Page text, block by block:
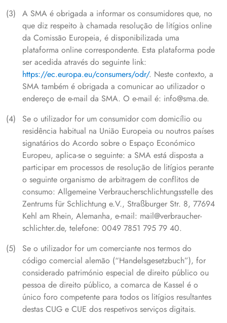
A SMA é obrigada a informar os consumidores que, no
que diz respeito à chamada resolução de litígios online
da Comissão Europeia, é disponibilizada uma
plataforma online correspondente. Esta plataforma pode
ser acedida através do seguinte link:
https://ec.europa.eu/consumers/odr/. Neste contexto, a
SMA também é obrigada a comunicar ao utilizador o
endereço de e-mail da SMA. O e-mail é: info@sma.de.
Se o utilizador for um consumidor com domicílio ou
residência habitual na União Europeia ou noutros países
signatários do Acordo sobre o Espaço Económico
Europeu, aplica-se o seguinte: a SMA está disposta a
participar em processos de resolução de litígios perante
o seguinte organismo de arbitragem de conflitos de
consumo: Allgemeine Verbraucherschlichtungsstelle des
Zentrums für Schlichtung e.V., Straßburger Str. 8, 77694
Kehl am Rhein, Alemanha, e-mail: mail@verbraucher-
schlichter.de, telefone: 0049 7851 795 79 40.
Se o utilizador for um comerciante nos termos do
código comercial alemão (“Handelsgesetzbuch”), for
considerado património especial de direito público ou
pessoa de direito público, a comarca de Kassel é o
único foro competente para todos os litígios resultantes
destas CUG e CUE dos respetivos serviços digitais.